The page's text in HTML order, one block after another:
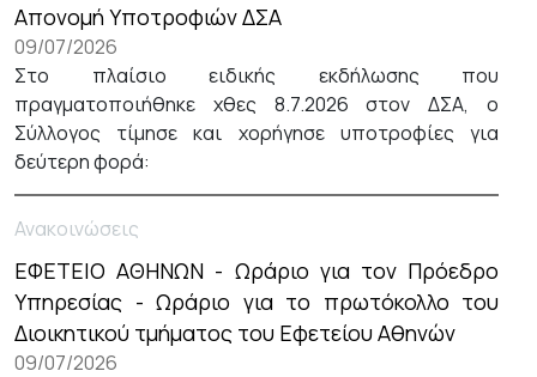
Απονομή Υποτροφιών ΔΣΑ
09/07/2026
Στο πλαίσιο ειδικής εκδήλωσης που
πραγματοποιήθηκε χθες 8.7.2026 στον ΔΣΑ, ο
Σύλλογος τίμησε και χορήγησε υποτροφίες για
δεύτερη φορά:
Ανακοινώσεις
ΕΦΕΤΕΙΟ ΑΘΗΝΩΝ - Ωράριο για τον Πρόεδρο
Υπηρεσίας - Ωράριο για το πρωτόκολλο του
Διοικητικού τμήματος του Εφετείου Αθηνών
09/07/2026